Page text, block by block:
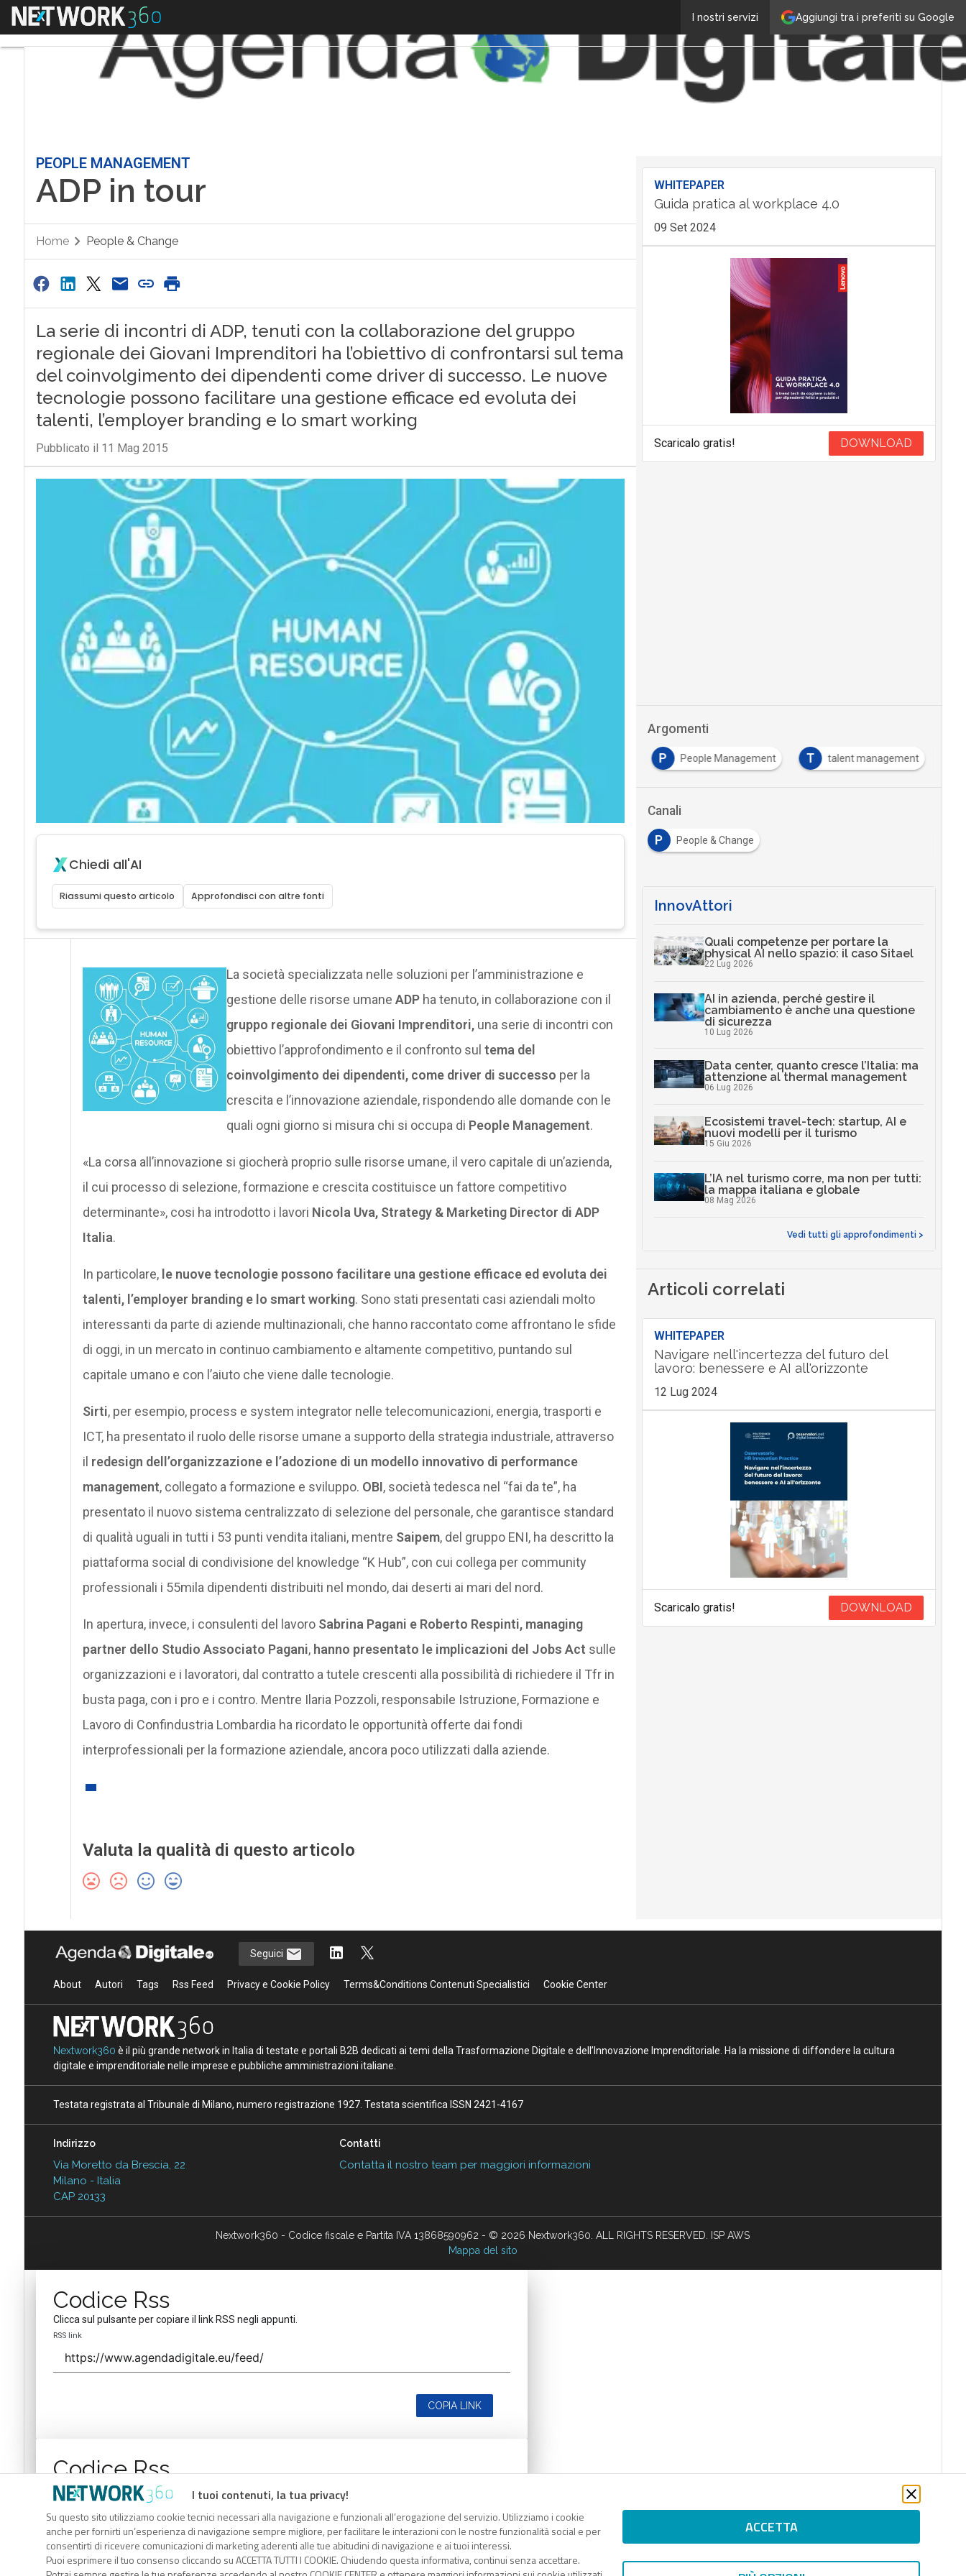
Aggiungi tra i preferiti su Google
I nostri servizi
Menu
PEOPLE MANAGEMENT
ADP in tour
Home People & Change
La serie di incontri di ADP, tenuti con la collaborazione del gruppo
regionale dei Giovani Imprenditori ha l’obiettivo di confrontarsi sul tema
del coinvolgimento dei dipendenti come driver di successo. Le nuove
tecnologie possono facilitare una gestione efficace ed evoluta dei
talenti, l’employer branding e lo smart working
Pubblicato il 11 Mag 2015
Chiedi all'AI
Riassumi questo articolo Approfondisci con altre fonti
La società specializzata nelle soluzioni per l’amministrazione e
gestione delle risorse umane ADPha tenuto, in collaborazione con il
gruppo regionale dei Giovani Imprenditori,una serie di incontri con
obiettivo l’approfondimento e il confronto sul tema del
coinvolgimento dei dipendenti, come driver di successo per la
crescita e l’innovazione aziendale, rispondendo alle domande con le
quali ogni giorno si misura chi si occupa di People Management.
«La corsa all’innovazione si giocherà proprio sulle risorse umane, il vero capitale di un’azienda,
il cui processo di selezione, formazione e crescita costituisce un fattore competitivo
determinante», cosi ha introdotto i lavori Nicola Uva, Strategy & Marketing Director di ADP
Italia.
In particolare, le nuove tecnologie possono facilitare una gestione efficace ed evoluta dei
talenti, l’employer branding e lo smart working. Sono stati presentati casi aziendali molto
interessanti da parte di aziende multinazionali, che hanno raccontato come affrontano le sfide
di oggi, in un mercato in continuo cambiamento e altamente competitivo, puntando sul
capitale umano e con l’aiuto che viene dalle tecnologie.
Sirti, per esempio, process e system integrator nelle telecomunicazioni, energia, trasporti e
ICT, ha presentato il ruolo delle risorse umane a supporto della strategia industriale, attraverso
il redesign dell’organizzazione e l’adozione di un modello innovativo di performance
management, collegato a formazione e sviluppo. OBI, società tedesca nel “fai da te”, ha
presentato il nuovo sistema centralizzato di selezione del personale, che garantisce standard
di qualità uguali in tutti i 53 punti vendita italiani, mentre Saipem, del gruppo ENI, ha descritto la
piattaforma social di condivisione del knowledge “K Hub”, con cui collega per community
professionali i 55mila dipendenti distribuiti nel mondo, dai deserti ai mari del nord.
In apertura, invece, i consulenti del lavoro Sabrina Pagani e Roberto Respinti, managing
partner dello Studio Associato Pagani, hanno presentato le implicazioni del Jobs Act sulle
organizzazioni e i lavoratori, dal contratto a tutele crescenti alla possibilità di richiedere il Tfr in
busta paga, con i pro e i contro. Mentre Ilaria Pozzoli, responsabile Istruzione, Formazione e
Lavoro di Confindustria Lombardia ha ricordato le opportunità offerte dai fondi
interprofessionali per la formazione aziendale, ancora poco utilizzati dalla aziende.
Valuta la qualità di questo articolo
WHITEPAPER
Guida pratica al workplace 4.0
09 Set 2024
Scaricalo gratis! DOWNLOAD
Argomenti
H Human Resources P People Management T talent management
Canali
P People & Change
InnovAttori
Quali competenze per portare la
physical AI nello spazio: il caso Sitael
22 Lug 2026
AI in azienda, perché gestire il
cambiamento è anche una questione
di sicurezza
10 Lug 2026
Data center, quanto cresce l’Italia: ma
attenzione al thermal management
06 Lug 2026
Ecosistemi travel-tech: startup, AI e
nuovi modelli per il turismo
15 Giu 2026
L’IA nel turismo corre, ma non per tutti:
la mappa italiana e globale
08 Mag 2026
Vedi tutti gli approfondimenti >
Articoli correlati
WHITEPAPER
Navigare nell'incertezza del futuro del
lavoro: benessere e AI all'orizzonte
12 Lug 2024
Scaricalo gratis! DOWNLOAD
I tuoi contenuti, la tua privacy!
Su questo sito utilizziamo cookie tecnici necessari alla navigazione e funzionali all’erogazione del servizio. Utilizziamo i cookie
anche per fornirti un’esperienza di navigazione sempre migliore, per facilitare le interazioni con le nostre funzionalità social e per
consentirti di ricevere comunicazioni di marketing aderenti alle tue abitudini di navigazione e ai tuoi interessi.
Puoi esprimere il tuo consenso cliccando su ACCETTA TUTTI I COOKIE. Chiudendo questa informativa, continui senza accettare.
ACCETTA
Seguici
About Autori Tags Rss Feed Privacy e Cookie Policy Terms&Conditions Contenuti Specialistici Cookie Center
Nextwork360 è il più grande network in Italia di testate e portali B2B dedicati ai temi della Trasformazione Digitale e dell’Innovazione Imprenditoriale. Ha la missione di diffondere la cultura
digitale e imprenditoriale nelle imprese e pubbliche amministrazioni italiane.
Testata registrata al Tribunale di Milano, numero registrazione 1927. Testata scientifica ISSN 2421-4167
Indirizzo
Via Moretto da Brescia, 22
Milano - Italia
CAP 20133
Contatti
Contatta il nostro team per maggiori informazioni
Nextwork360 - Codice fiscale e Partita IVA 13868590962 - © 2026 Nextwork360. ALL RIGHTS RESERVED. ISP AWS
Mappa del sito
Codice Rss
Clicca sul pulsante per copiare il link RSS negli appunti.
RSS link
COPIA LINK
Codice Rss
Clicca sul pulsante per copiare il link RSS negli appunti.
RSS link